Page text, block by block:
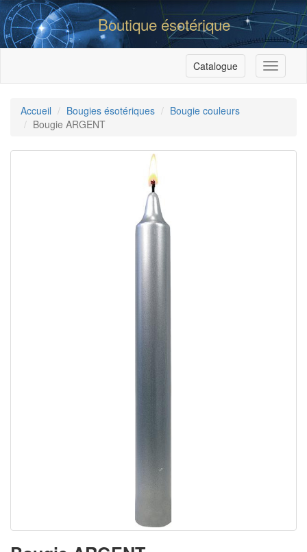
Boutique ésotérique
Menu
Catalogue
Accueil Bougies ésotériques
Bougie couleurs
Bougie ARGENT